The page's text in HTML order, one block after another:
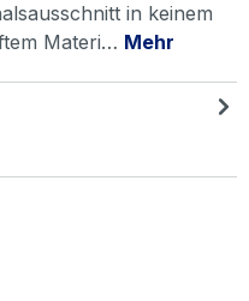
in keinem
Materi… Mehr